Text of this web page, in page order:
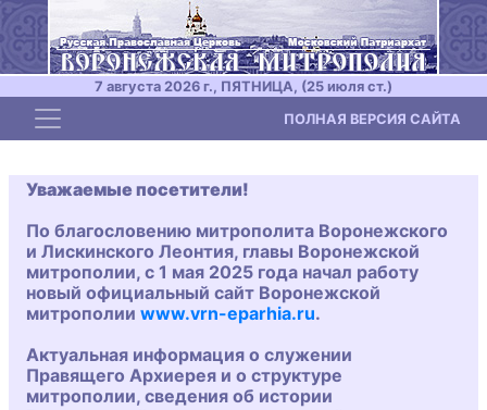
7 августа 2026 г., ПЯТНИЦА, (25 июля ст.)
Toggle navigation ПОЛНАЯ ВЕРСИЯ САЙТА
Уважаемые посетители!
По благословению митрополита Воронежского
и Лискинского Леонтия, главы Воронежской
митрополии, с 1 мая 2025 года начал работу
новый официальный сайт Воронежской
митрополии www.vrn-eparhia.ru.
Актуальная информация о служении
Правящего Архиерея и о структуре
митрополии, сведения об истории